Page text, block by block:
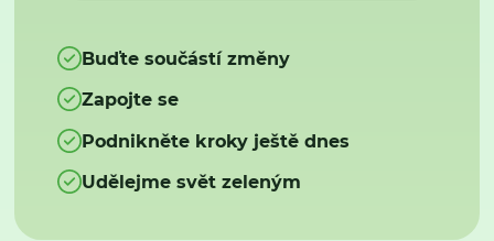
Buďte součástí změny
Zapojte se
Podnikněte kroky ještě dnes
Udělejme svět zeleným